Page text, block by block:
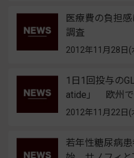
医療費の負担
調査
2012年11月28日(
1日1回投与の
atide」 欧州で
2012年11月22日(
若年性糖尿病